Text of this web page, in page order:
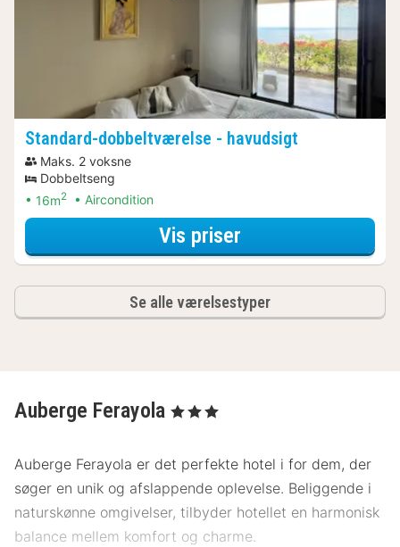
Standard-dobbeltværelse - havudsigt
Maks. 2 voksne
Dobbeltseng
16m2 Aircondition
Vis priser
Se alle værelsestyper
Auberge Ferayola , 3 Stjerner
Auberge Ferayola er det perfekte hotel i for dem, der
søger en unik og afslappende oplevelse. Beliggende i
naturskønne omgivelser, tilbyder hotellet en harmonisk
balance mellem komfort og charme.